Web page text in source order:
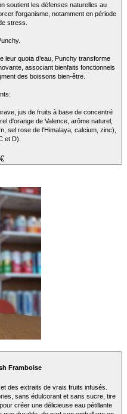
soutient les défenses naturelles au
l’organisme, notamment en période
stress.
leur quota d’eau, Punchy transforme
associant bienfaits fonctionnels
des boissons bien-être.
jus de fruits à base de concentré
d'orange de Valence, arôme naturel,
sel rose de l'Himalaya, calcium, zinc),
et D).
Framboise
des extraits de vrais fruits infusés.
sans édulcorant et sans sucre, tire
créer une délicieuse eau pétillante